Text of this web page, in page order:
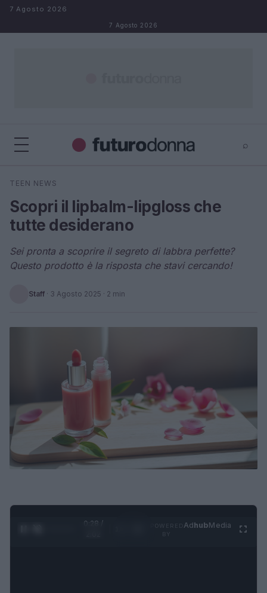
Salta al contenuto
7 Agosto 2026
7 Agosto 2026
⌕
Cerca
TEEN NEWS
Scopri il lipbalm-lipgloss che
tutte desiderano
Sei pronta a scoprire il segreto di labbra perfette?
Questo prodotto è la risposta che stavi cercando!
Staff · 3 Agosto 2025 · 2 min
0:28 /
AdhubMedia